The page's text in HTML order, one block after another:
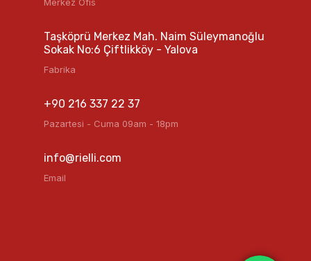
Merkez Ofis
Taşköprü Merkez Mah. Naim Süleymanoğlu
Sokak No:6 Çiftlikköy - Yalova
Fabrika
+90 216 337 22 37
Pazartesi - Cuma 09am - 18pm
info@rielli.com
Email